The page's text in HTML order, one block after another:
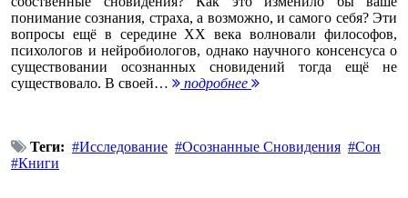
понимание сознания, страха, а возможно, и самого себя? Эти
вопросы ещё в середине ХХ века волновали философов,
психологов и нейробиологов, однако научного консенсуса о
существовании осознанных сновидений тогда ещё не
существовало. В своей…
подробнее
Теги: Исследование Осознанные Сновидения
Сон
Книги